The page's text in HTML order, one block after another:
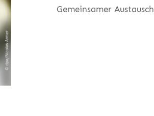
Gemeinsamer Austausch